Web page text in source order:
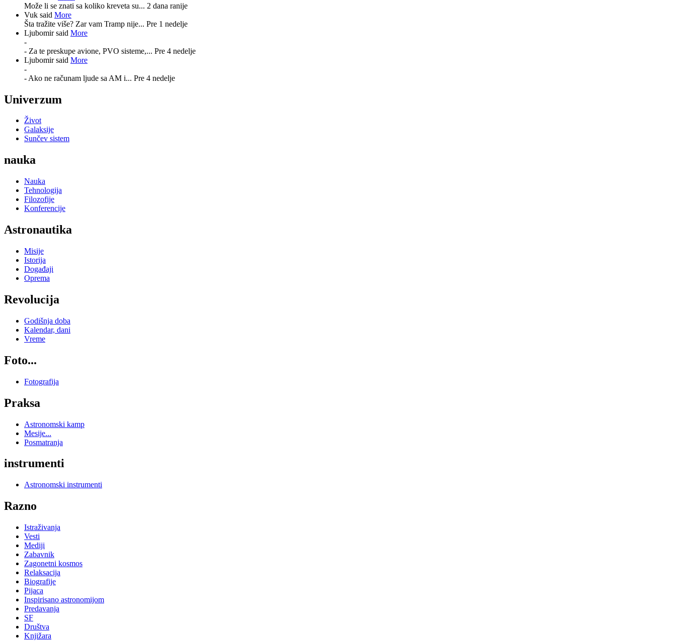
Može li se znati sa koliko kreveta su... 2 dana ranije
Vuk said More
Šta tražite više? Zar vam Tramp nije... Pre 1 nedelje
Ljubomir said More
-
- Za te preskupe avione, PVO sisteme,... Pre 4 nedelje
Ljubomir said More
-
- Ako ne računam ljude sa AM i... Pre 4 nedelje
Univerzum
Život
Galaksije
Sunčev sistem
nauka
Nauka
Tehnologija
Filozofije
Konferencije
Astronautika
Misije
Istorija
Događaji
Oprema
Revolucija
Godišnja doba
Kalendar, dani
Vreme
Foto...
Fotografija
Praksa
Astronomski kamp
Mesije...
Posmatranja
instrumenti
Astronomski instrumenti
Razno
Istraživanja
Vesti
Mediji
Zabavnik
Zagonetni kosmos
Relaksacija
Biografije
Pijaca
Inspirisano astronomijom
Predavanja
SF
Društva
Knjižara